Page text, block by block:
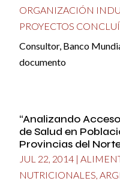
ORGANIZACIÓN
PROYECTOS
Consultor, Banco
documento
“Analizando
de Salud en
Provincias del
JUL 22, 2014 |
NUTRICIONALES